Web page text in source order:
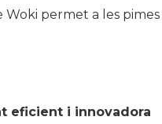
permet a les pimes
eficient i innovadora